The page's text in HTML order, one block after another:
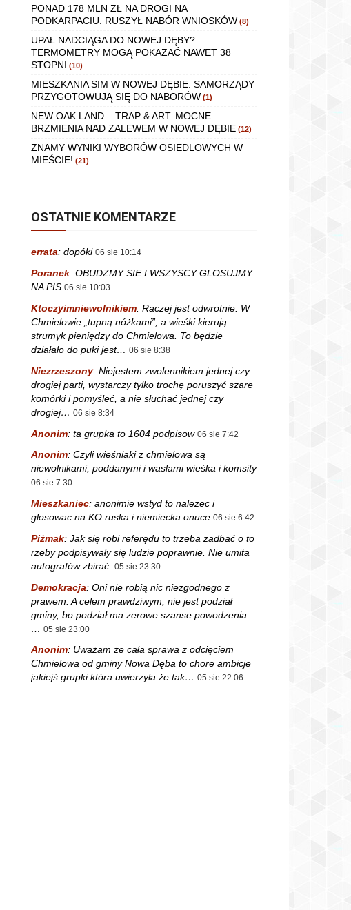
PONAD 178 MLN ZŁ NA DROGI NA
PODKARPACIU. RUSZYŁ NABÓR WNIOSKÓW (8)
UPAŁ NADCIĄGA DO NOWEJ DĘBY?
TERMOMETRY MOGĄ POKAZAĆ NAWET 38
STOPNI (10)
MIESZKANIA SIM W NOWEJ DĘBIE. SAMORZĄDY
PRZYGOTOWUJĄ SIĘ DO NABORÓW (1)
NEW OAK LAND – TRAP & ART. MOCNE
BRZMIENIA NAD ZALEWEM W NOWEJ DĘBIE (12)
ZNAMY WYNIKI WYBORÓW OSIEDLOWYCH W
MIEŚCIE! (21)
OSTATNIE KOMENTARZE
errata: dopóki 06 sie 10:14
Poranek: OBUDZMY SIE I WSZYSCY GLOSUJMY
NA PIS 06 sie 10:03
Ktoczyimniewolnikiem: Raczej jest odwrotnie. W
Chmielowie „tupną nóżkami”, a wieśki kierują
strumyk pieniędzy do Chmielowa. To będzie
działało do puki jest… 06 sie 8:38
Niezrzeszony: Niejestem zwolennikiem jednej czy
drogiej parti, wystarczy tylko trochę poruszyć szare
komórki i pomyśleć, a nie słuchać jednej czy
drogiej… 06 sie 8:34
Anonim: ta grupka to 1604 podpisow 06 sie 7:42
Anonim: Czyli wieśniaki z chmielowa są
niewolnikami, poddanymi i waslami wieśka i komsity
06 sie 7:30
Mieszkaniec: anonimie wstyd to nalezec i
glosowac na KO ruska i niemiecka onuce 06 sie 6:42
Piżmak: Jak się robi referędu to trzeba zadbać o to
rzeby podpisywały się ludzie poprawnie. Nie umita
autografów zbirać. 05 sie 23:30
Demokracja: Oni nie robią nic niezgodnego z
prawem. A celem prawdziwym, nie jest podział
gminy, bo podział ma zerowe szanse powodzenia.
… 05 sie 23:00
Anonim: Uważam że cała sprawa z odcięciem
Chmielowa od gminy Nowa Dęba to chore ambicje
jakiejś grupki która uwierzyła że tak… 05 sie 22:06